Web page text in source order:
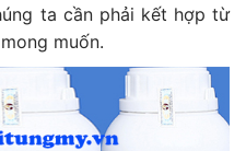
ta cần phải kết hợp từ
muốn.